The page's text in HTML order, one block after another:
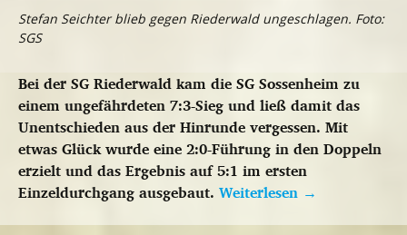
Stefan Seichter blieb gegen Riederwald ungeschlagen. Foto:
SGS
Bei der SG Riederwald kam die SG Sossenheim zu
einem ungefährdeten 7:3-Sieg und ließ damit das
Unentschieden aus der Hinrunde vergessen. Mit
etwas Glück wurde eine 2:0-Führung in den Doppeln
erzielt und das Ergebnis auf 5:1 im ersten
Einzeldurchgang ausgebaut. Weiterlesen →